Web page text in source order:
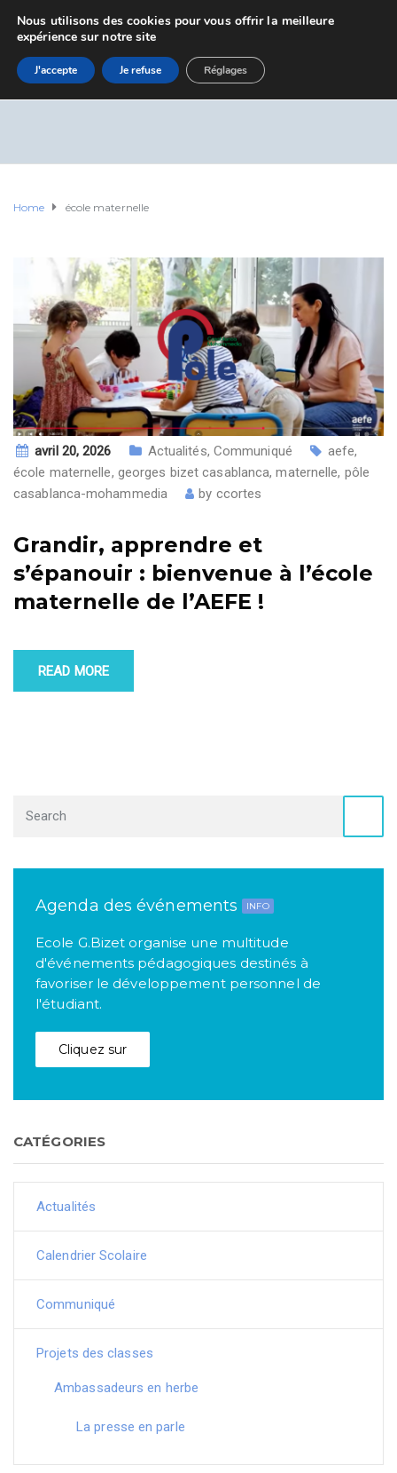
Home école maternelle
avril 20, 2026 Actualités, Communiqué aefe,
école maternelle, georges bizet casablanca,maternelle, pôle
casablanca-mohammedia
by ccortes
Grandir, apprendre et
s’épanouir : bienvenue à l’école
maternelle de l’AEFE !
READ MORE
Agenda des événements INFO
Ecole G.Bizet organise une multitude
d'événements pédagogiques destinés à
favoriser le développement personnel de
l'étudiant.
Cliquez sur
CATÉGORIES
Actualités
Calendrier Scolaire
Communiqué
Projets des classes
Ambassadeurs en herbe
La presse en parle
Nous utilisons des cookies pour vous offrir la meilleure
expérience sur notre site
J'accepte Je refuse Réglages